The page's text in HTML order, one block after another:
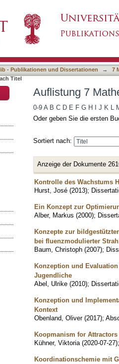
- Publikationen und Dissertationen →
7
Titel
Auflistung 7
0-9 A B C D E F G H J K L
Oder geben Sie die ersten
Sortiert nach:
Anzeige der Dokumente
Kontrolle des Wachstums
Hurst, José (2013);
Ein Konzept zur
Alber, Markus (2000);
Konzepte zur
bei fluenzmodulierter
Baum, Christoph (2007);
Konzeption und
Jugendliche
Abel, Ulrike (2010);
Konzeption und
Kontext
Obenland, Oliver (2017);
Koopmanism for
Kühner, Viktoria (2020-07-27)
Koordinationschemie mit